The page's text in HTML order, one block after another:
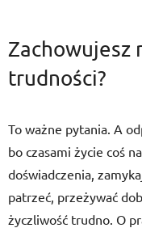
Zachowujesz
trudności?
To ważne pytania. A
bo czasami życie coś
doświadczenia,
patrzeć, przeżywać
życzliwość trudno. O